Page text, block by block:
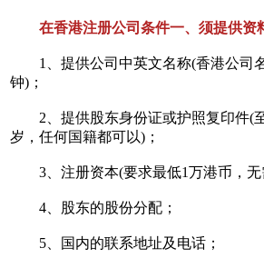
在香港注册公司条件一、须提供资
1、提供公司中英文名称(香港公司
钟)；
2、提供股东身份证或护照复印件(
岁，任何国籍都可以)；
3、注册资本(要求最低1万港币，无
4、股东的股份分配；
5、国内的联系地址及电话；